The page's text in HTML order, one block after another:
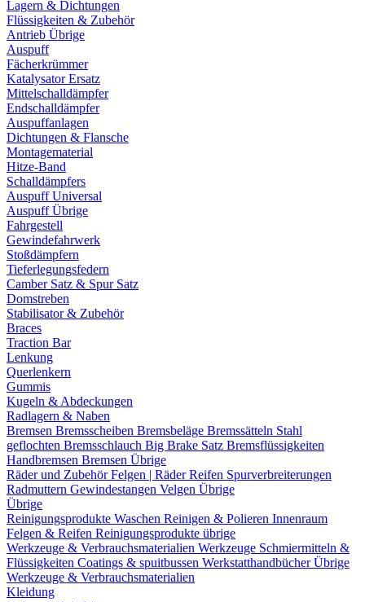
Lagern & Dichtungen
Flüssigkeiten & Zubehör
Antrieb Übrige
Auspuff
Fächerkrümmer
Katalysator Ersatz
Mittelschalldämpfer
Endschalldämpfer
Auspuffanlagen
Dichtungen & Flansche
Montagematerial
Hitze-Band
Schalldämpfers
Auspuff Universal
Auspuff Übrige
Fahrgestell
Gewindefahrwerk
Stoßdämpfern
Tieferlegungsfedern
Camber Satz & Spur Satz
Domstreben
Stabilisator & Zubehör
Braces
Traction Bar
Lenkung
Querlenkern
Gummis
Kugeln & Abdeckungen
Radlagern & Naben
Bremsen Bremsscheiben Bremsbeläge Bremssätteln Stahl
geflochten Bremsschlauch Big Brake Satz Bremsflüssigkeiten
Handbremsen Bremsen Übrige
Räder und ZubehörFelgen | RäderReifen Spurverbreiterungen
Radmuttern Gewindestangen Velgen Übrige
Übrige
Reinigungsprodukte Waschen Reinigen & Polieren Innenraum
Felgen & Reifen Reinigungsprodukte übrige
Werkzeuge & Verbrauchsmaterialien Werkzeuge Schmiermitteln &
Flüssigkeiten Coatings & spuitbussen WerkstatthandbücherÜbrige
Werkzeuge & Verbrauchsmaterialien
Kleidung